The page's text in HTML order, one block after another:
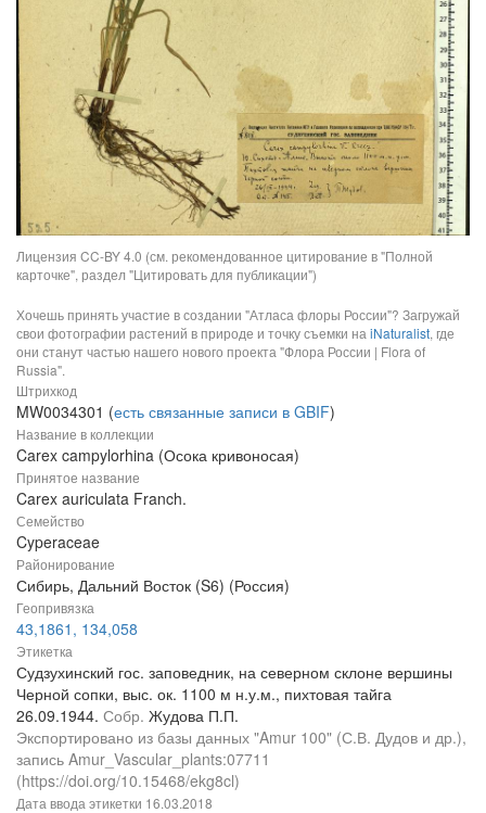
Лицензия CC-BY 4.0 (см. рекомендованное цитирование в "Полной
карточке", раздел "Цитировать для публикации")
Хочешь принять участие в создании "Атласа флоры России"? Загружай
свои фотографии растений в природе и точку съемки на iNaturalist, где
они станут частью нашего нового проекта "Флора России | Flora of
Russia".
Штрихкод
MW0034301 (есть связанные записи в GBIF)
Название в коллекции
Carex campylorhina (Осока кривоносая)
Принятое название
Carex auriculata Franch.
Семейство
Cyperaceae
Районирование
Сибирь, Дальний Восток (S6) (Россия)
Геопривязка
43,1861, 134,058
Этикетка
Судзухинский гос. заповедник, на северном склоне вершины
Черной сопки, выс. ок. 1100 м н.у.м., пихтовая тайга
26.09.1944. Собр. Жудова П.П.
Экспортировано из базы данных "Amur 100" (С.В. Дудов и др.),
запись Amur_Vascular_plants:07711
(https://doi.org/10.15468/ekg8cl)
Дата ввода этикетки 16.03.2018